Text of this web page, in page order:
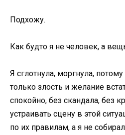
Подхожу.
Как будто я не человек, а
Я сглотнула, моргнула,
только злость и желание
спокойно, без скандала, без
устраивать сцену в этой
по их правилам, а я не